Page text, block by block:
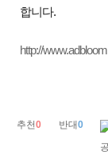
합니다.
http://
추천0 반대0